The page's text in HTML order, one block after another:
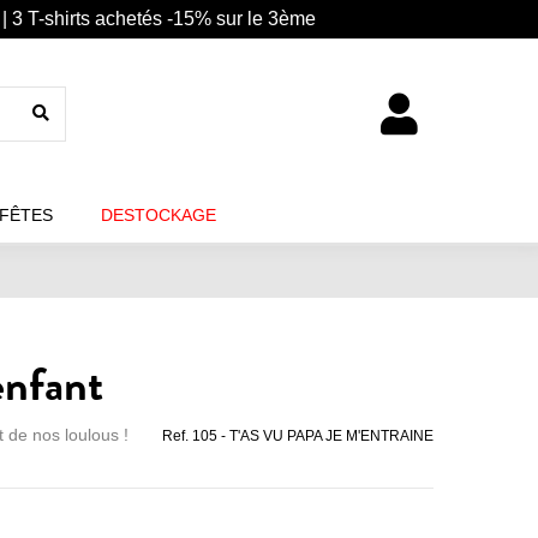
3 T-shirts achetés -15% sur le 3ème
DESTOCKAGE
de nos loulous ! Ref. 105 - T'AS VU PAPA JE M'ENTRAINE